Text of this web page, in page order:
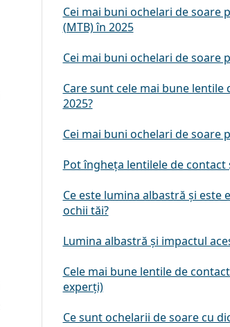
Cei mai buni ochelari de soare
(MTB) în 2025
Cei mai buni ochelari de soare
Care sunt cele mai bune
2025?
Cei mai buni ochelari de soare
Pot îngheța lentilele de contact
Ce este lumina albastră și este
ochii tăi?
Lumina albastră și impactul
Cele mai bune lentile de
experți)
Ce sunt ochelarii de soare cu